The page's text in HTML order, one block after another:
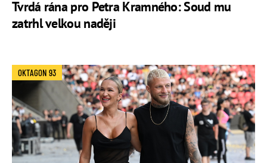
Tvrdá rána pro Petra Kramného: Soud mu
zatrhl velkou naději
OKTAGON 93